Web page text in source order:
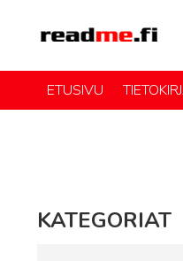
ETUSIVU
KATEGORIAT